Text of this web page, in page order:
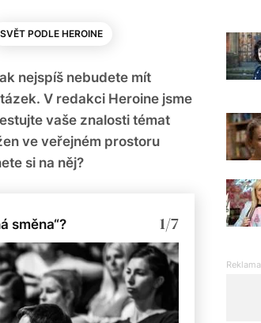
SVĚT PODLE HEROINE
nejspíš nebudete mít
V redakci Heroine jsme
vaše znalosti témat
ve veřejném prostoru
si na něj?
směna“? 1/7